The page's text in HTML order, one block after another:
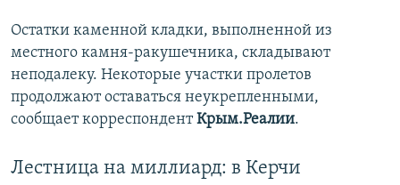
Остатки каменной кладки, выполненной из
местного камня-ракушечника, складывают
неподалеку. Некоторые участки пролетов
продолжают оставаться неукрепленными,
сообщает корреспондентКрым.Реалии.
Лестница на миллиард: в Керчи